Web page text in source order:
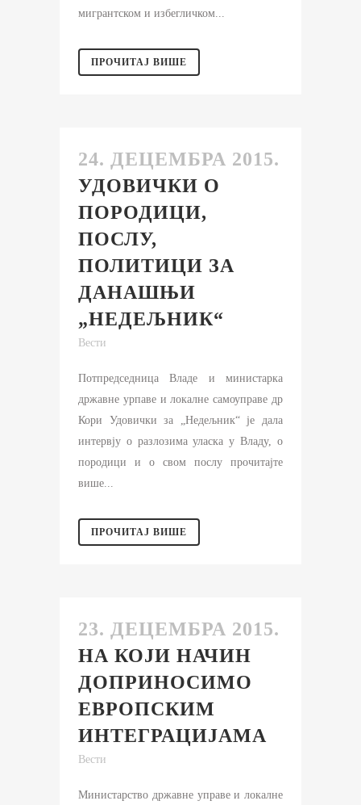
мигрантском и избегличком...
ПРОЧИТАЈ ВИШЕ
24. ДЕЦЕМБРА 2015.
УДОВИЧКИ О
ПОРОДИЦИ,
ПОСЛУ,
ПОЛИТИЦИ ЗА
ДАНАШЊИ
„НЕДЕЉНИК“
Вести
Потпредседница Владе и министарка
државне урпаве и локалне самоуправе др
Кори Удовички за „Недељник“ је дала
интервју о разлозима уласка у Владу, о
породици и о свом послу прочитајте
више...
ПРОЧИТАЈ ВИШЕ
23. ДЕЦЕМБРА 2015.
НА КОЈИ НАЧИН
ДОПРИНОСИMO
ЕВРОПСКИМ
ИНТЕГРАЦИЈАМА
Вести
Министарство државне управе и локалне